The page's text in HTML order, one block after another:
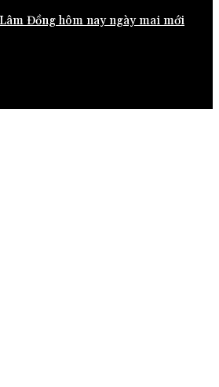
Đồng hôm nay ngày mai mới